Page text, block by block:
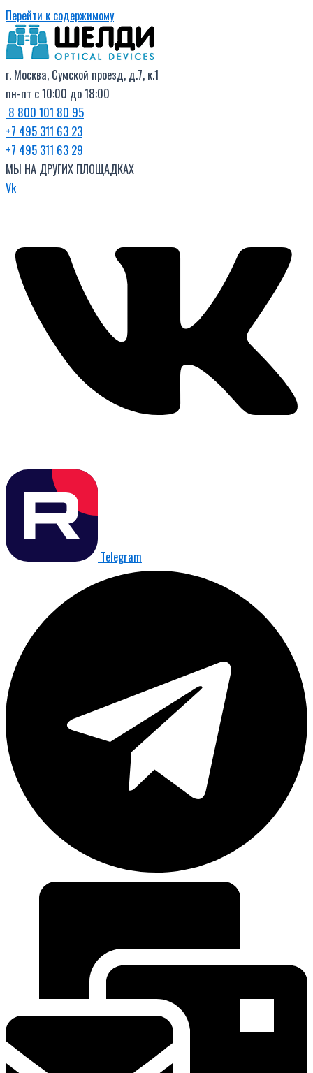
Перейти к содержимому
г. Москва, Сумской проезд, д.7, к.1
пн-пт с 10:00 до 18:00
8 800 101 80 95
+7 495 311 63 23
+7 495 311 63 29
МЫ НА ДРУГИХ ПЛОЩАДКАХ
Vk
Telegram